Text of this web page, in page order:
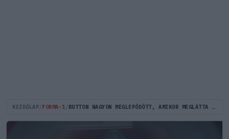
KEZDŐLAP FORMA-1 BUTTON NAGYON MEGLEPŐDÖTT, AMIKOR MEGLÁTTA HAMILTON FERRARIS KORMÁNYÁT